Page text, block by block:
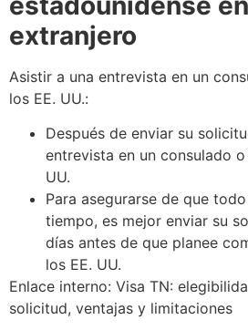
extranjero
Asistir a una entrevista en un
los EE. UU.:
Después de enviar su
entrevista en un consulado
UU.
Para asegurarse de que
tiempo, es mejor enviar su
días antes de que planee
los EE. UU.
Enlace interno: Visa TN:
solicitud, ventajas y limitaciones